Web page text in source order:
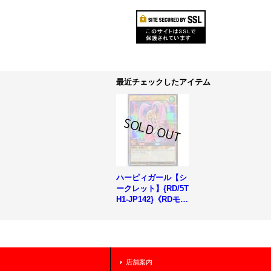
最近チェックしたアイテム
ハーピィガール【シ
ークレット】{RD/5T
H1-JP142}《RDモン
店舗案内